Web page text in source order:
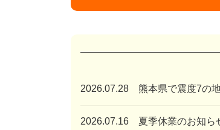
2026.07.28 熊本県で震度7の
2026.07.16 夏季休業のお知ら